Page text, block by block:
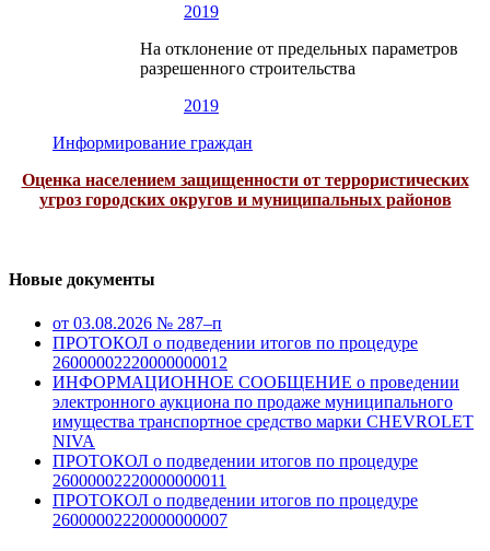
2019
На отклонение от предельных параметров
разрешенного строительства
2019
Информирование граждан
Оценка населением защищенности от террористических
угроз городских округов и муниципальных районов
Новые документы
от 03.08.2026 № 287–п
ПРОТОКОЛ о подведении итогов по процедуре
26000002220000000012
ИНФОРМАЦИОННОЕ СООБЩЕНИЕ о проведении
электронного аукциона по продаже муниципального
имущества транспортное средство марки CHEVROLET
NIVA
ПРОТОКОЛ о подведении итогов по процедуре
26000002220000000011
ПРОТОКОЛ о подведении итогов по процедуре
26000002220000000007